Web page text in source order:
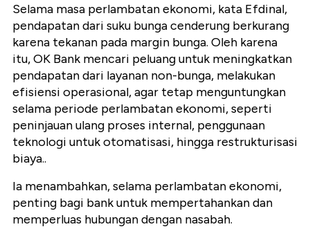
Selama masa perlambatan ekonomi, kata Efdinal,
pendapatan dari suku bunga cenderung berkurang
karena tekanan pada margin bunga. Oleh karena
itu, OK Bank mencari peluang untuk meningkatkan
pendapatan dari layanan non-bunga, melakukan
efisiensi operasional, agar tetap menguntungkan
selama periode perlambatan ekonomi, seperti
peninjauan ulang proses internal, penggunaan
teknologi untuk otomatisasi, hingga restrukturisasi
biaya..
Ia menambahkan, selama perlambatan ekonomi,
penting bagi bank untuk mempertahankan dan
memperluas hubungan dengan nasabah.